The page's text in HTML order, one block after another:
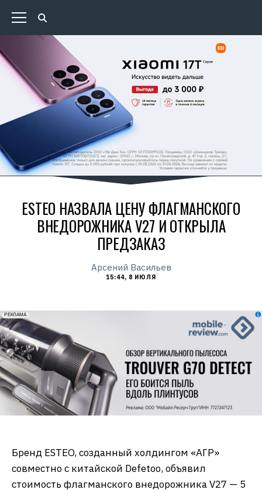
ESTEO НАЗВАЛА ЦЕНУ ФЛАГМАНСКОГО
ВНЕДОРОЖНИКА V27 И ОТКРЫЛА
ПРЕДЗАКАЗ
Арсений Васильев
15:44, 8 ИЮЛЯ
erid: 2VfnxxmNzs5
РЕКЛАМА
Бренд ESTEO, созданный холдингом «АГР»
совместно с китайской Defetoo, объявил
стоимость флагманского внедорожника V27 — 5